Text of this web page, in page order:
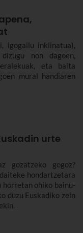
igogailu inklinatua),
non dagoen,
eta baita
mural handiaren
urte
gozatzeko gogoz?
hondartzetara
ohiko bainu-
duzu Euskadiko zein